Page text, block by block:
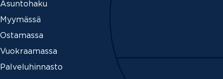
Asuntohaku
Myymässä
Ostamassa
Vuokraamassa
Palveluhinnasto